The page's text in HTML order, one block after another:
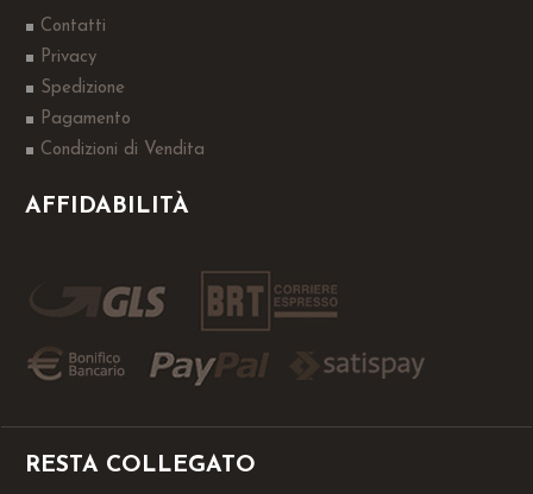
Contatti
Privacy
Spedizione
Pagamento
Condizioni di Vendita
AFFIDABILITÀ
RESTA COLLEGATO